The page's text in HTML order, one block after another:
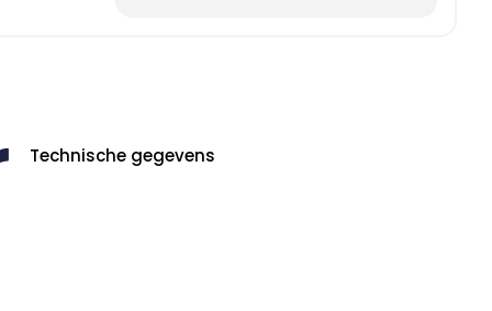
Technische gegevens